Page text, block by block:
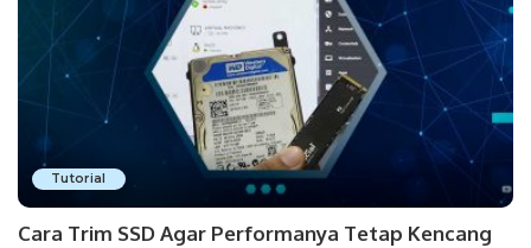
Tutorial
Cara Trim SSD Agar Performanya Tetap Kencang